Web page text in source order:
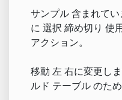
サンプル 含まれて
に 選択 締め切り 使
アクション。
移動 左 右に変更し
ルド テーブル のた